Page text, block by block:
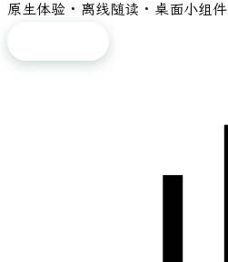
原生体验 · 离线随读 · 桌面小组件